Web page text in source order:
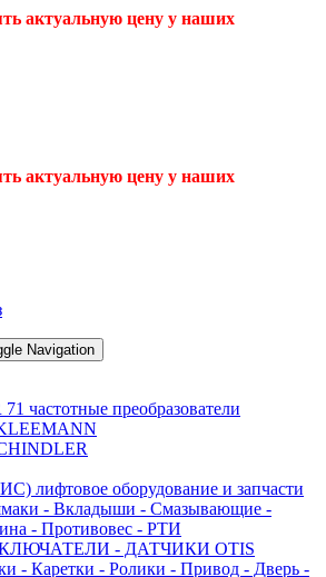
актуальную цену у наших
актуальную цену у наших
Navigation
частотные преобразователи
лифтовое оборудование и запчасти
- Вкладыши - Смазывающие -
- Противовес - РТИ
- ДАТЧИКИ OTIS
- Каретки - Ролики - Привод - Дверь -